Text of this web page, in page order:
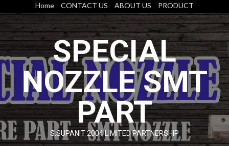
content
Home CONTACT US ABOUT US PRODUCT
SPECIAL
NOZZLE SMT
PART
S.SUPANIT 2004 LIMITED PARTNERSHIP